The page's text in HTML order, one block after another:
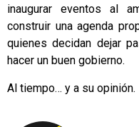
inaugurar eventos al
construir una agenda
quienes decidan dejar
hacer un buen gobierno.
Al tiempo… y a su opinión.